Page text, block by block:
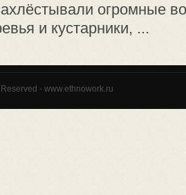
огромные
и кустарники, ...
- www.ethnowork.ru